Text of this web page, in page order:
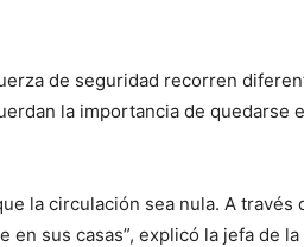
de seguridad recorren
la importancia de quedarse
la circulación sea nula. A través
en sus casas”, explicó la jefa de la